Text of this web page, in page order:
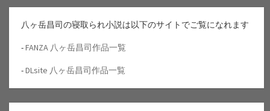
八ヶ岳昌司の寝取られ小説は以下のサイトでご覧になれます
-FANZA 八ヶ岳昌司作品一覧
-DLsite 八ヶ岳昌司作品一覧